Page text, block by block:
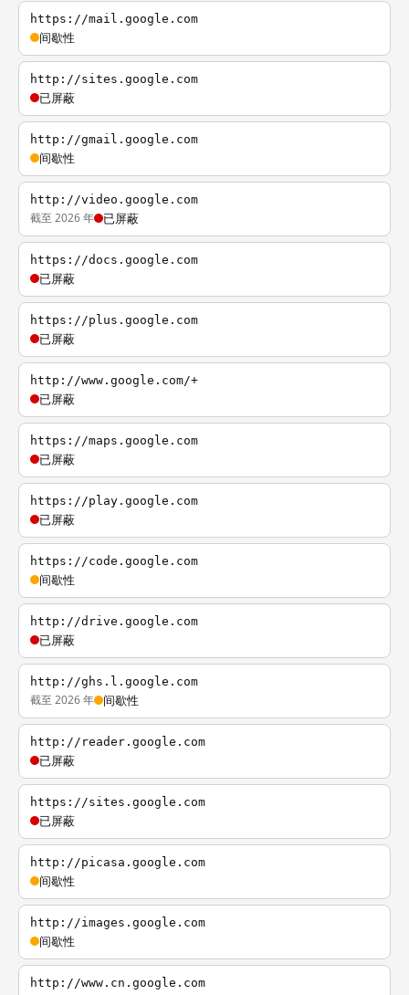
https://mail.google.com
间歇性
http://sites.google.com
已屏蔽
http://gmail.google.com
间歇性
http://video.google.com
截至 2026 年 已屏蔽
https://docs.google.com
已屏蔽
https://plus.google.com
已屏蔽
http://www.google.com/+
已屏蔽
https://maps.google.com
已屏蔽
https://play.google.com
已屏蔽
https://code.google.com
间歇性
http://drive.google.com
已屏蔽
http://ghs.l.google.com
截至 2026 年 间歇性
http://reader.google.com
已屏蔽
https://sites.google.com
已屏蔽
http://picasa.google.com
间歇性
http://images.google.com
间歇性
http://www.cn.google.com